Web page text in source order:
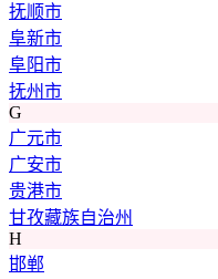
抚顺市
阜新市
阜阳市
抚州市
G
广元市
广安市
贵港市
甘孜藏族自治州
H
邯郸